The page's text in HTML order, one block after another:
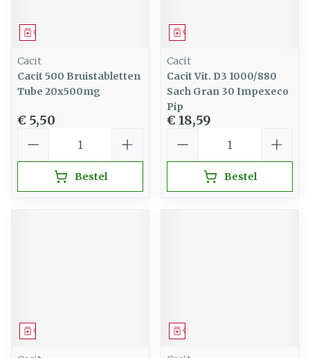
Geneesmiddel
Cacit
Cacit 500 Bruistabletten
Tube 20x500mg
€ 5,50
Bestel
Geneesmiddel
Cacit
Cacit Vit. D3 1000/880
Sach Gran 30 Impexeco
Pip
€ 18,59
Bestel
Geneesmiddel Geneesmiddel